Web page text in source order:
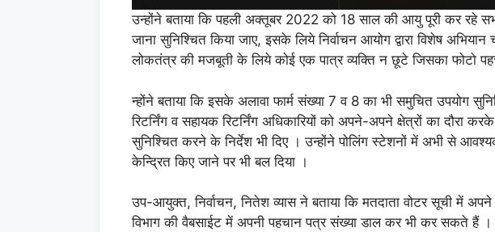
उन्होंने बताया कि पहली अक्तूबर 2022 को 18 साल की आयु पूरी कर रहे
जाना सुनिश्चित किया जाए, इसके लिये निर्वाचन आयोग द्वारा विशेष अभियान
लोकतंत्र की मजबूती के लिये कोई एक पात्र व्यक्ति न छूटे जिसका फोटो
न्होंने बताया कि इसके अलावा फार्म संख्या 7 व 8 का भी समुचित उपयोग
रिटर्निंग व सहायक रिटर्निंग अधिकारियों को अपने-अपने क्षेत्रों का दौरा
सुनिश्चित करने के निर्देश भी दिए । उन्होंने पोलिंग स्टेशनों में अभी से
केन्द्रित किए जाने पर भी बल दिया ।
उप-आयुक्त, निर्वाचन, नितेश व्यास ने बताया कि मतदाता वोटर सूची में
विभाग की वैबसाईट में अपनी पहचान पत्र संख्या डाल कर भी कर सकते हैं ।